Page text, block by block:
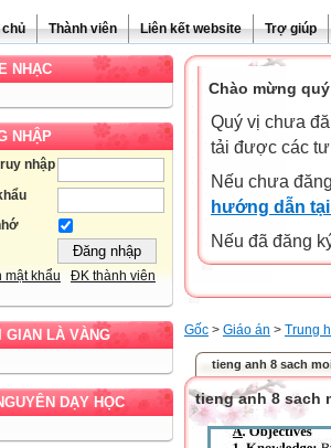
chủ Thành viên Liên kết website Trợ giúp
NHẠC
NHẬP
nhập
mật khẩu ĐK thành viên
GIAN LÀ VÀNG
DẠY HỌC
Chào mừng
Quý vị chưa
tải được các
Nếu chưa
hướng dẫn
Nếu đã đăng
Gốc > Giáo án > Trung
tieng anh 8 sach
tieng anh 8 sach